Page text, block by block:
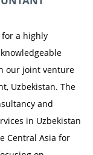
for a highly
our joint venture
Uzbekistan. The
and
in Uzbekistan
Central Asia for